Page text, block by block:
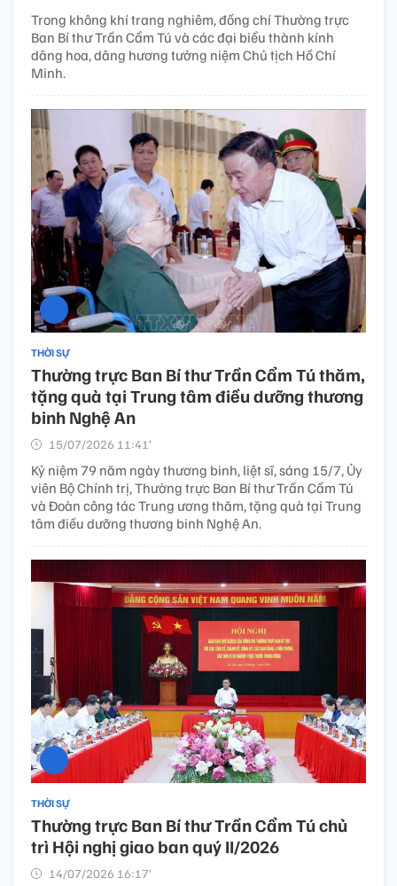
Trong không khí trang nghiêm, đồng chí Thường trực
Ban Bí thư Trần Cẩm Tú và các đại biểu thành kính
dâng hoa, dâng hương tưởng niệm Chủ tịch Hồ Chí
Minh.
THỜI SỰ
Thường trực Ban Bí thư Trần Cẩm Tú thăm,
tặng quà tại Trung tâm điều dưỡng thương
binh Nghệ An
15/07/2026 11:41’
Kỷ niệm 79 năm ngày thương binh, liệt sĩ, sáng 15/7, Ủy
viên Bộ Chính trị, Thường trực Ban Bí thư Trần Cẩm Tú
và Đoàn công tác Trung ương thăm, tặng quà tại Trung
tâm điều dưỡng thương binh Nghệ An.
THỜI SỰ
Thường trực Ban Bí thư Trần Cẩm Tú chủ
trì Hội nghị giao ban quý II/2026
14/07/2026 16:17’